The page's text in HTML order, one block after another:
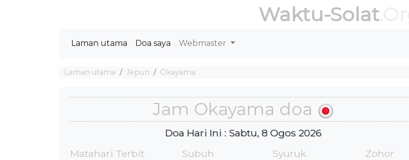
Waktu-Solat.Org
Laman utama Doa saya Webmaster
Laman utama Jepun Okayama
Jam Okayama doa
Doa Hari Ini : Sabtu, 8 Ogos 2026
Matahari Terbit
Subuh
Syuruk
Zohor